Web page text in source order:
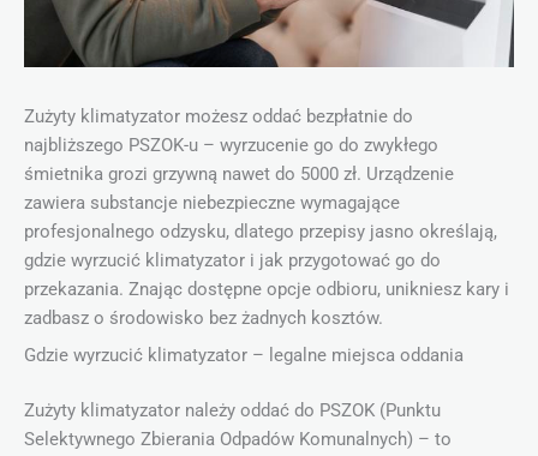
Zużyty klimatyzator możesz oddać bezpłatnie do
najbliższego PSZOK-u – wyrzucenie go do zwykłego
śmietnika grozi grzywną nawet do 5000 zł. Urządzenie
zawiera substancje niebezpieczne wymagające
profesjonalnego odzysku, dlatego przepisy jasno określają,
gdzie wyrzucić klimatyzator i jak przygotować go do
przekazania. Znając dostępne opcje odbioru, unikniesz kary i
zadbasz o środowisko bez żadnych kosztów.
Gdzie wyrzucić klimatyzator – legalne miejsca oddania
Zużyty klimatyzator należy oddać do PSZOK (Punktu
Selektywnego Zbierania Odpadów Komunalnych) – to